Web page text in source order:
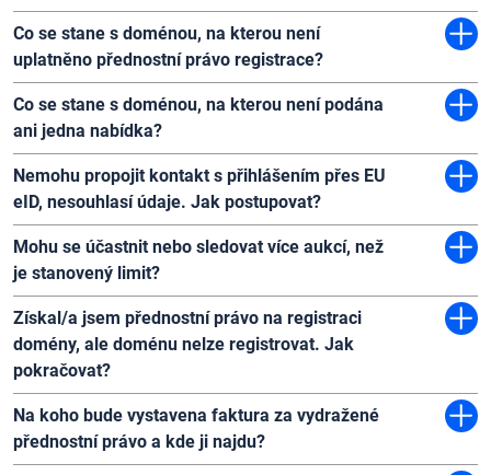
Co se stane s doménou, na kterou není
uplatněno přednostní právo registrace?
Co se stane s doménou, na kterou není podána
ani jedna nabídka?
Nemohu propojit kontakt s přihlášením přes EU
eID, nesouhlasí údaje. Jak postupovat?
Mohu se účastnit nebo sledovat více aukcí, než
je stanovený limit?
Získal/a jsem přednostní právo na registraci
domény, ale doménu nelze registrovat. Jak
pokračovat?
Na koho bude vystavena faktura za vydražené
přednostní právo a kde ji najdu?